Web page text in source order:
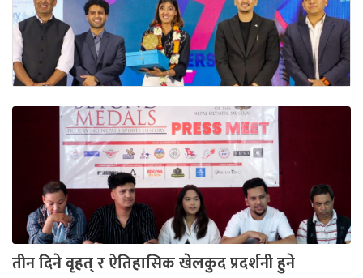
तीन दिने वृहत् र ऐतिहासिक खेलकुद प्रदर्शनी हुने